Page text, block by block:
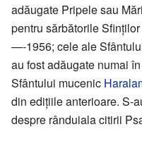
adăugate Pripele sau
pentru sărbătorile
—-1956; cele ale
au fost adăugate numai
Sfântului mucenic
din edițiile anterioare. S-
despre rânduiala citirii